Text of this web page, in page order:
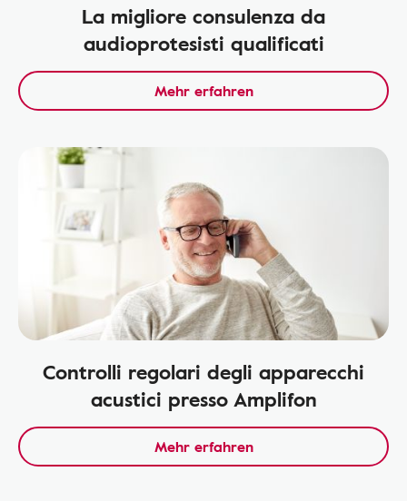
La migliore consulenza da
audioprotesisti qualificati
Mehr erfahren
Controlli regolari degli apparecchi
acustici presso Amplifon
Mehr erfahren